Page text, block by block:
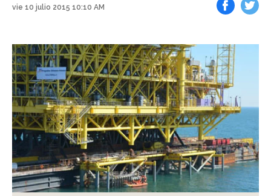
vie 10 julio 2015 10:10 AM